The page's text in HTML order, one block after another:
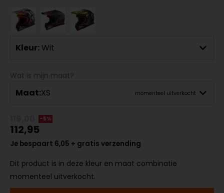
Kleur: Wit
Wat is mijn maat?
Maat:XS momenteel uitverkocht
-5%
112,95
Je bespaart 6,05 + gratis verzending
Dit product is in deze kleur en maat combinatie
momenteel uitverkocht.